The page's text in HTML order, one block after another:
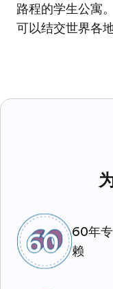
路程的学生公寓
可以结交世界各
60年
赖